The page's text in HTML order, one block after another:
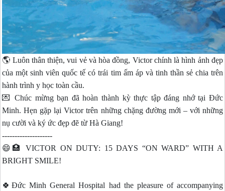
🌎 Luôn thân thiện, vui vẻ và hòa đồng, Victor chính là hình ảnh đẹp
của một sinh viên quốc tế có trái tim ấm áp và tinh thần sẻ chia trên
hành trình y học toàn cầu.
💌 Chúc mừng bạn đã hoàn thành kỳ thực tập đáng nhớ tại Đức
Minh. Hẹn gặp lại Victor trên những chặng đường mới – với những
nụ cười và ký ức đẹp đẽ từ Hà Giang!
--------------------
😄🏥 VICTOR ON DUTY: 15 DAYS “ON WARD” WITH A
BRIGHT SMILE!
🍀Đức Minh General Hospital had the pleasure of accompanying